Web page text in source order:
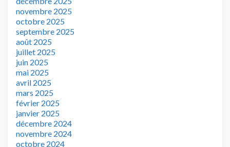
novembre 2025
octobre 2025
septembre 2025
août 2025
juillet 2025
juin 2025
mai 2025
avril 2025
mars 2025
février 2025
janvier 2025
décembre 2024
novembre 2024
octobre 2024